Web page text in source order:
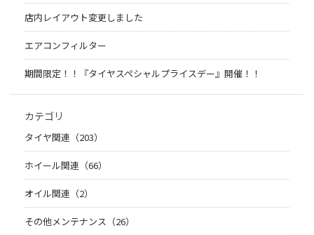
店内レイアウト変更しました
エアコンフィルター
期間限定！！『タイヤスペシャルプライスデー』開催！！
カテゴリ
タイヤ関連（203）
ホイール関連（66）
オイル関連（2）
その他メンテナンス（26）